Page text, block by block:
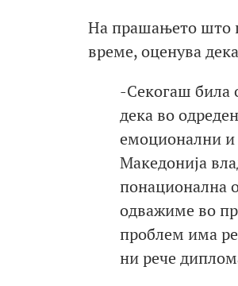
На прашањето што
време, оценува
-Секогаш била
дека во
емоционални и
Македонија
понационална
одважиме во
проблем има
ни рече